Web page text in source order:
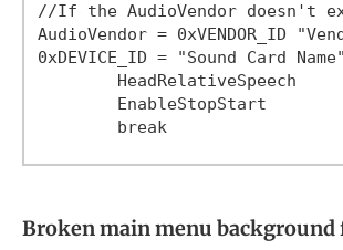
//If the AudioVendor doesn't
AudioVendor = 0xVENDOR_ID
0xDEVICE_ID = "Sound Card
Broken main menu